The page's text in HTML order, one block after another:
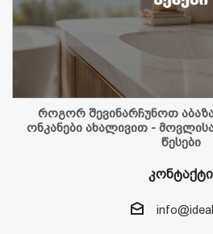
როგორ შევინარჩუნოთ
ონკანები ახალივით -
წესები
კონტაქტი